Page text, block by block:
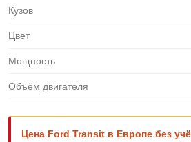
Кузов
Цвет
Мощность
Объём двигателя
Цена Ford Transit в Европе без